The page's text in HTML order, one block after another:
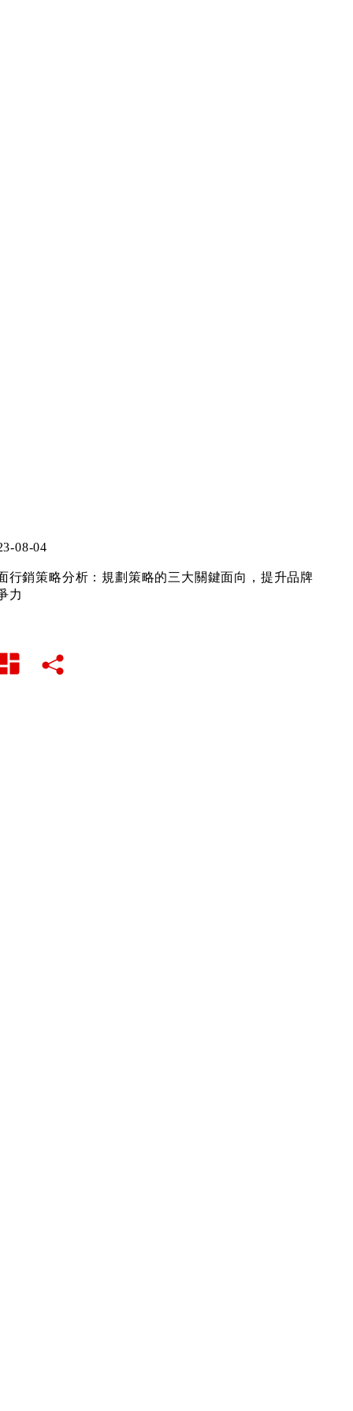
08-04
行銷策略分析：規劃策略的三大關鍵面向，提升品牌
力